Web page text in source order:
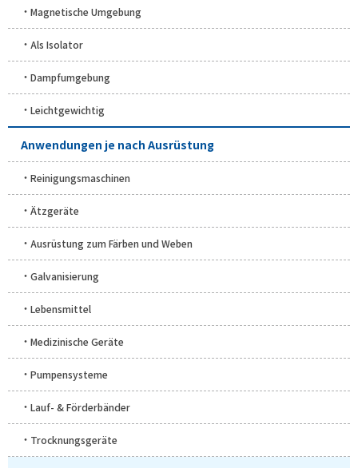
Magnetische Umgebung
Als Isolator
Dampfumgebung
Leichtgewichtig
Anwendungen je nach Ausrüstung
Reinigungsmaschinen
Ätzgeräte
Ausrüstung zum Färben und Weben
Galvanisierung
Lebensmittel
Medizinische Geräte
Pumpensysteme
Lauf- & Förderbänder
Trocknungsgeräte